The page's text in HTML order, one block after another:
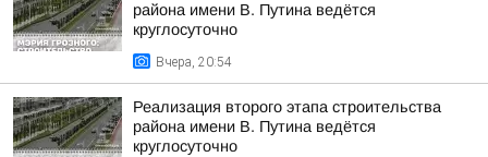
района имени В. Путина ведётся
круглосуточно
Вчера, 20:54
Реализация второго этапа строительства
района имени В. Путина ведётся
круглосуточно